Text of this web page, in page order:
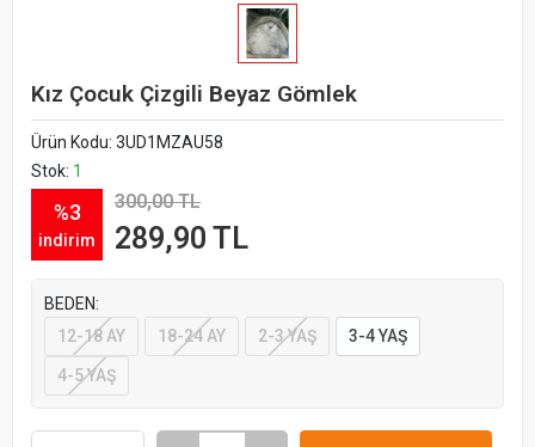
Kız Çocuk Çizgili Beyaz Gömlek
Ürün Kodu: 3UD1MZAU58
Stok: 1
%3
indirim
300,00 TL
289,90 TL
BEDEN:
12-18 AY
18-24 AY 2-3 YAŞ 3-4 YAŞ
4-5 YAŞ